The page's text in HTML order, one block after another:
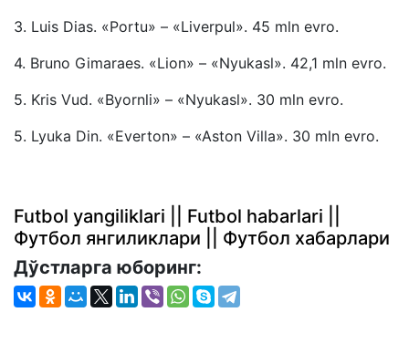
3. Luis Dias. «Portu» – «Liverpul». 45 mln evro.
4. Bruno Gimaraes. «Lion» – «Nyukasl». 42,1 mln evro.
5. Kris Vud. «Byornli» – «Nyukasl». 30 mln evro.
5. Lyuka Din. «Everton» – «Aston Villa». 30 mln evro.
Futbol yangiliklari || Futbol habarlari ||
Футбол янгиликлари || Футбол хабарлари
Дўстларга юборинг: